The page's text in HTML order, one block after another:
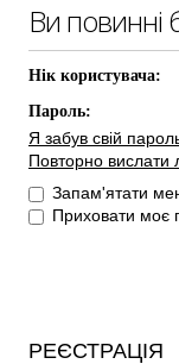
Ви повинні
Нік користувача:
Пароль:
Я забув свій
Повторно вислати
Запам'ятати
Приховати моє
РЕЄСТРАЦІЯ